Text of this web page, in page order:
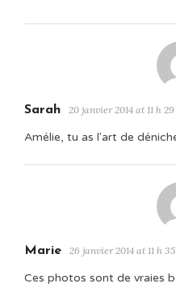
Sarah 20 janvier 2014 at 11 h
Amélie, tu as l'art de
Marie 26 janvier 2014 at 11 h
Ces photos sont de vraies